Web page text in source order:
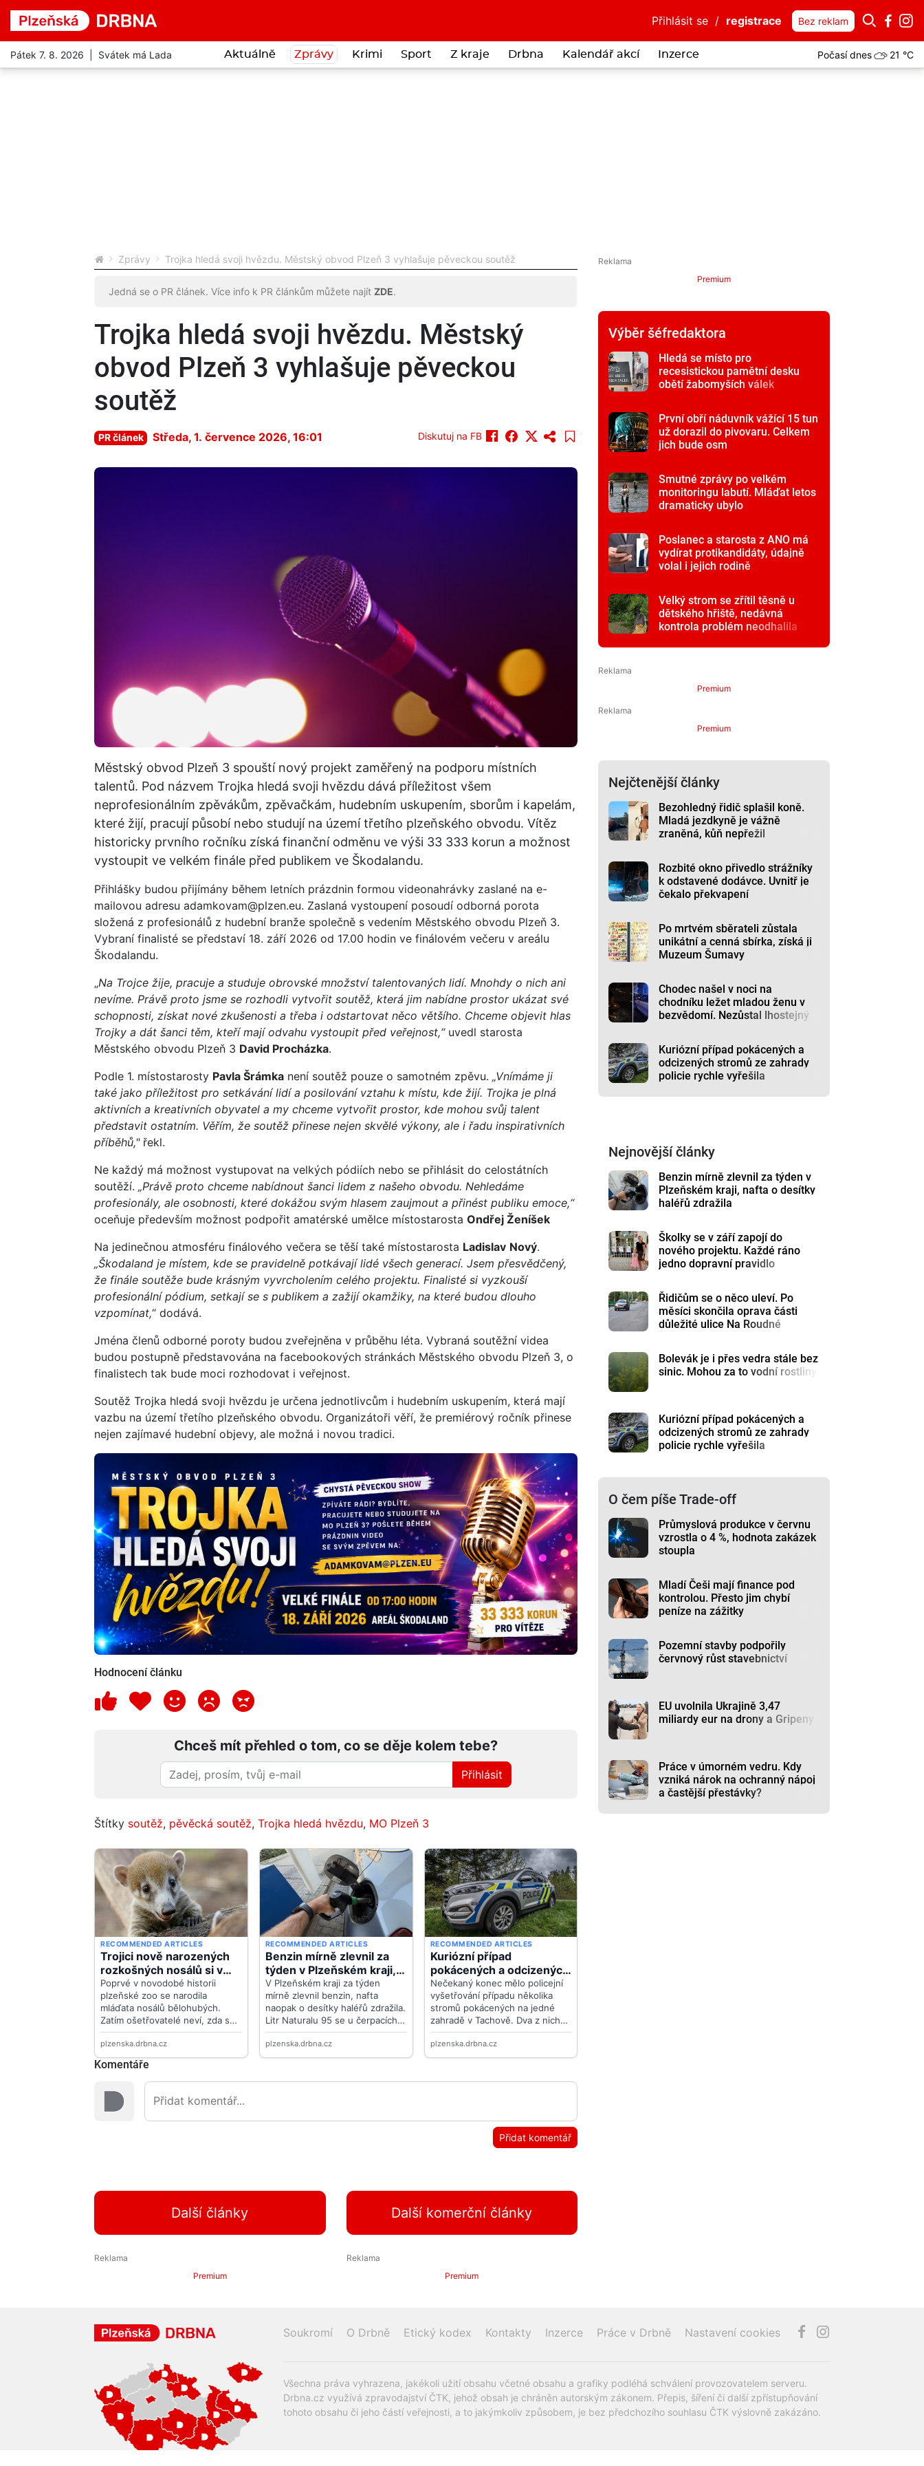
Přihlásit se / registrace Bez reklam
Pátek 7. 8. 2026 | Svátek má Lada Aktuálně Zprávy Krimi Sport Z kraje Drbna Kalendář akcí Inzerce Počasí dnes 21 °C
Zprávy Trojka hledá svoji hvězdu. Městský obvod Plzeň 3 vyhlašuje pěveckou soutěž
Jedná se o PR článek. Více info k PR článkům můžete najít ZDE.
Trojka hledá svoji hvězdu. Městský
obvod Plzeň 3 vyhlašuje pěveckou
soutěž
PR článek Středa, 1. července 2026, 16:01 Diskutuj na FB
Městský obvod Plzeň 3 spouští nový projekt zaměřený na podporu místních
talentů. Pod názvem Trojka hledá svoji hvězdu dává příležitost všem
neprofesionálním zpěvákům, zpěvačkám, hudebním uskupením, sborům i kapelám,
které žijí, pracují působí nebo studují na území třetího plzeňského obvodu. Vítěz
historicky prvního ročníku získá finanční odměnu ve výši 33 333 korun a možnost
vystoupit ve velkém finále před publikem ve Škodalandu.
Přihlášky budou přijímány během letních prázdnin formou videonahrávky zaslané na e-
mailovou adresu adamkovam@plzen.eu. Zaslaná vystoupení posoudí odborná porota
složená z profesionálů z hudební branže společně s vedením Městského obvodu Plzeň 3.
Vybraní finalisté se představí 18. září 2026 od 17.00 hodin ve finálovém večeru v areálu
Škodalandu.
„Na Trojce žije, pracuje a studuje obrovské množství talentovaných lidí. Mnohdy o nich ani
nevíme. Právě proto jsme se rozhodli vytvořit soutěž, která jim nabídne prostor ukázat své
schopnosti, získat nové zkušenosti a třeba i odstartovat něco většího. Chceme objevit hlas
Trojky a dát šanci těm, kteří mají odvahu vystoupit před veřejnost,“uvedl starosta
Městského obvodu Plzeň 3 David Procházka.
Podle 1. místostarosty Pavla Šrámka není soutěž pouze o samotném zpěvu. „Vnímáme ji
také jako příležitost pro setkávání lidí a posilování vztahu k místu, kde žijí. Trojka je plná
aktivních a kreativních obyvatel a my chceme vytvořit prostor, kde mohou svůj talent
představit ostatním. Věřím, že soutěž přinese nejen skvělé výkony, ale i řadu inspirativních
příběhů," řekl.
Ne každý má možnost vystupovat na velkých pódiích nebo se přihlásit do celostátních
soutěží. „Právě proto chceme nabídnout šanci lidem z našeho obvodu. Nehledáme
profesionály, ale osobnosti, které dokážou svým hlasem zaujmout a přinést publiku emoce,“
oceňuje především možnost podpořit amatérské umělce místostarosta Ondřej Ženíšek
Na jedinečnou atmosféru finálového večera se těší také místostarosta Ladislav Nový.
„Škodaland je místem, kde se pravidelně potkávají lidé všech generací. Jsem přesvědčený,
že finále soutěže bude krásným vyvrcholením celého projektu. Finalisté si vyzkouší
profesionální pódium, setkají se s publikem a zažijí okamžiky, na které budou dlouho
vzpomínat,“ dodává.
Jména členů odborné poroty budou zveřejněna v průběhu léta. Vybraná soutěžní videa
budou postupně představována na facebookových stránkách Městského obvodu Plzeň 3, o
finalistech tak bude moci rozhodovat i veřejnost.
Soutěž Trojka hledá svoji hvězdu je určena jednotlivcům i hudebním uskupením, která mají
vazbu na území třetího plzeňského obvodu. Organizátoři věří, že premiérový ročník přinese
nejen zajímavé hudební objevy, ale možná i novou tradici.
Hodnocení článku
Chceš mít přehled o tom, co se děje kolem tebe?
Přihlásit
Štítky soutěž, pěvěcká soutěž, Trojka hledá hvězdu, MO Plzeň 3
Komentáře
Přidat komentář
Další články Další komerční články
Premium
Výběr šéfredaktora
Hledá se místo pro
recesistickou pamětní desku
obětí žabomyších válek
První obří náduvník vážící 15 tun
už dorazil do pivovaru. Celkem
jich bude osm
Smutné zprávy po velkém
monitoringu labutí. Mláďat letos
dramaticky ubylo
Poslanec a starosta z ANO má
vydírat protikandidáty, údajně
volal i jejich rodině
Velký strom se zřítil těsně u
dětského hřiště, nedávná
kontrola problém neodhalila
Premium
Premium
Nejčtenější články
Bezohledný řidič splašil koně.
Mladá jezdkyně je vážně
zraněná, kůň nepřežil
Rozbité okno přivedlo strážníky
k odstavené dodávce. Uvnitř je
čekalo překvapení
Po mrtvém sběrateli zůstala
unikátní a cenná sbírka, získá ji
Muzeum Šumavy
Chodec našel v noci na
chodníku ležet mladou ženu v
bezvědomí. Nezůstal lhostejný
Kuriózní případ pokácených a
odcizených stromů ze zahrady
policie rychle vyřešila
Nejnovější články
Benzin mírně zlevnil za týden v
Plzeňském kraji, nafta o desítky
haléřů zdražila
Školky se v září zapojí do
nového projektu. Každé ráno
jedno dopravní pravidlo
Řidičům se o něco uleví. Po
měsíci skončila oprava části
důležité ulice Na Roudné
Bolevák je i přes vedra stále bez
sinic. Mohou za to vodní rostliny
Kuriózní případ pokácených a
odcizených stromů ze zahrady
policie rychle vyřešila
O čem píše Trade-off
Průmyslová produkce v červnu
vzrostla o 4 %, hodnota zakázek
stoupla
Mladí Češi mají finance pod
kontrolou. Přesto jim chybí
peníze na zážitky
Pozemní stavby podpořily
červnový růst stavebnictví
EU uvolnila Ukrajině 3,47
miliardy eur na drony a Gripeny
Práce v úmorném vedru. Kdy
vzniká nárok na ochranný nápoj
a častější přestávky?
Premium Premium
Soukromí O Drbně Etický kodex Kontakty Inzerce Práce v Drbně Nastavení cookies
Všechna práva vyhrazena, jakékoli užití obsahu včetné obsahu a grafiky podléhá schválení provozovatelem serveru.
Drbna.cz využívá zpravodajství ČTK, jehož obsah je chráněn autorským zákonem. Přepis, šíření či další zpřístupňování
tohoto obsahu či jeho částí veřejnosti, a to jakýmkoliv způsobem, je bez předchozího souhlasu ČTK výslovně zakázáno.